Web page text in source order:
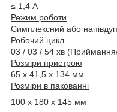
≤ 1, 4 А
Режим роботи
Симплексний або
Робочий цикл
03 / 03 / 54 хв
Розміри пристрою
65 х 41,5 х 134 мм
Розміри в пакованні
100 х 180 х 145 мм